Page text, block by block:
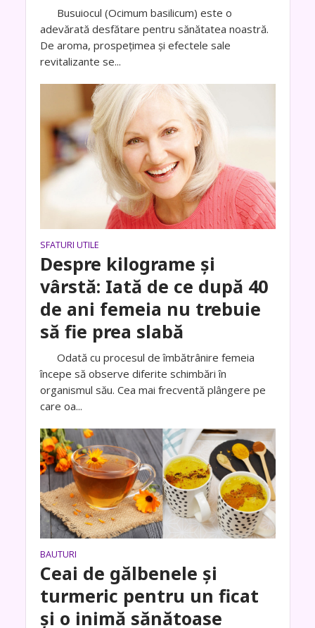
Busuiocul (Ocimum basilicum) este o
adevărată desfătare pentru sănătatea noastră.
De aroma, prospețimea și efectele sale
revitalizante se...
SFATURI UTILE
Despre kilograme și
vârstă: Iată de ce după 40
de ani femeia nu trebuie
să fie prea slabă
Odată cu procesul de îmbătrânire femeia
începe să observe diferite schimbări în
organismul său. Cea mai frecventă plângere pe
care oa...
BAUTURI
Ceai de gălbenele și
turmeric pentru un ficat
și o inimă sănătoase